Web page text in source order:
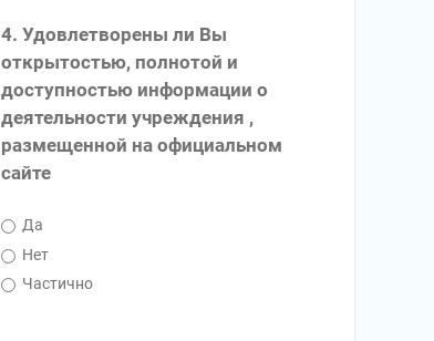
4. Удовлетворены ли Вы
открытостью, полнотой и
доступностью информации о
деятельности учреждения ,
размещенной на официальном
сайте
Да
Нет
Частично